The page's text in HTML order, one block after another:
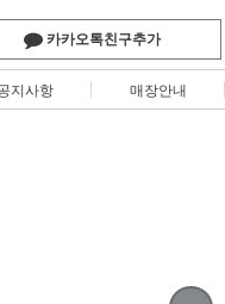
카카오톡친구추가
지사항 매장안내